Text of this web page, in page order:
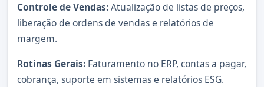
Controle de Vendas:Atualização de listas de preços,
liberação de ordens de vendas e relatórios de
margem.
Rotinas Gerais: Faturamento no ERP, contas a pagar,
cobrança, suporte em sistemas e relatórios ESG.